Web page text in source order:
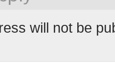
will not be